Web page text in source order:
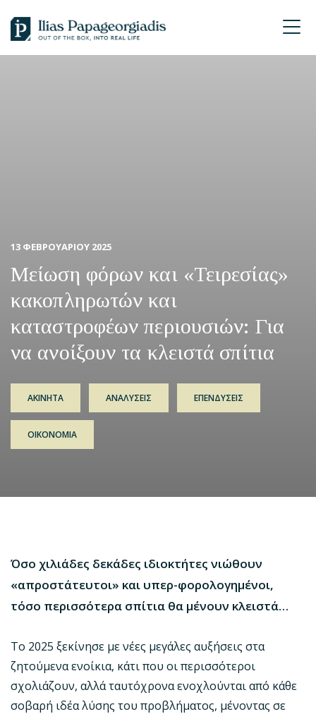
Ilias
P.
13 ΦΕΒΡΟΥΑΡΙΟΥ 2025
Μείωση φόρων και «Τειρεσίας»
κακοπληρωτών και
καταστροφέων περιουσιών: Για
να ανοίξουν τα κλειστά σπίτια
ΑΚΙΝΗΤΑ ΑΝΑΛΥΣΕΙΣ ΕΠΕΝΔΥΣΕΙΣ
ΟΙΚΟΝΟΜΙΑ
Όσο χιλιάδες δεκάδες ιδιοκτήτες νιώθουν
«απροστάτευτοι» και υπερ-φορολογημένοι,
τόσο περισσότερα σπίτια θα μένουν κλειστά…
Το 2025 ξεκίνησε με νέες μεγάλες αυξήσεις στα
ζητούμενα ενοίκια, κάτι που οι περισσότεροι
σχολιάζουν, αλλά ταυτόχρονα ενοχλούνται από κάθε
σοβαρή ιδέα λύσης του προβλήματος, μένοντας σε